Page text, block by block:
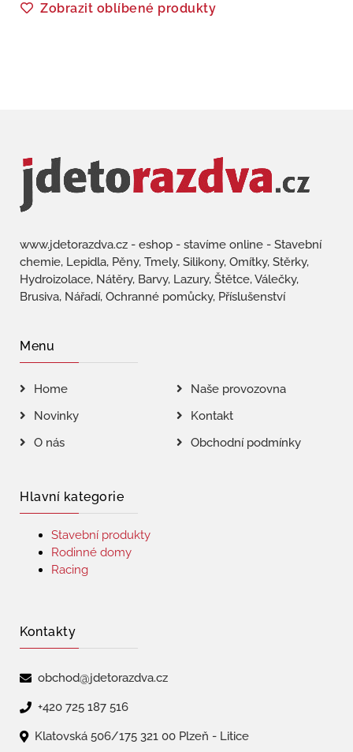
Zobrazit oblíbené produkty
www.jdetorazdva.cz - eshop - stavíme online - Stavební
chemie, Lepidla, Pěny, Tmely, Silikony, Omítky, Stěrky,
Hydroizolace, Nátěry, Barvy, Lazury, Štětce, Válečky,
Brusiva, Nářadí, Ochranné pomůcky, Příslušenství
Menu
Home
Naše provozovna
Novinky
Kontakt
O nás
Obchodní podmínky
Hlavní kategorie
Stavební produkty
Rodinné domy
Racing
Kontakty
obchod@jdetorazdva.cz
+420 725 187 516
Klatovská 506/175 321 00 Plzeň - Litice